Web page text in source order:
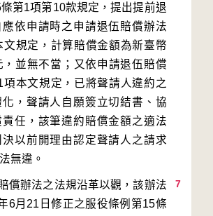
第1項第10款規定，提出提前退
依申請時之申請退伍賠償辦法
文規定，計算賠償金額為新臺幣
，並無不當；又依申請退伍賠償
本文規定，已將聲請人違約之
，聲請人自願簽立切結書、協
任，該筆違約賠償金額之適法
以前開理由認定聲請人之請求
7
償辦法之法規沿革以觀，該辦法
6月21日修正之服役條例第15條